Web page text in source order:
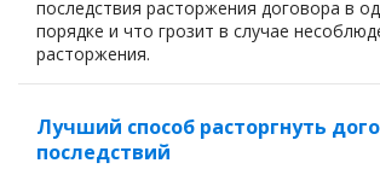
последствия расторжения договора в
порядке и что грозит в случае
расторжения.
Лучший способ расторгнуть
последствий